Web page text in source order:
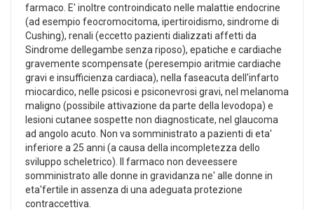
farmaco. E' inoltre controindicato nelle malattie endocrine
(ad esempio feocromocitoma, ipertiroidismo, sindrome di
Cushing), renali (eccetto pazienti dializzati affetti da
Sindrome dellegambe senza riposo), epatiche e cardiache
gravemente scompensate (peresempio aritmie cardiache
gravi e insufficienza cardiaca), nella faseacuta dell'infarto
miocardico, nelle psicosi e psiconevrosi gravi, nel melanoma
maligno (possibile attivazione da parte della levodopa) e
lesioni cutanee sospette non diagnosticate, nel glaucoma
ad angolo acuto. Non va somministrato a pazienti di eta'
inferiore a 25 anni (a causa della incompletezza dello
sviluppo scheletrico). Il farmaco non deveessere
somministrato alle donne in gravidanza ne' alle donne in
eta'fertile in assenza di una adeguata protezione
contraccettiva.